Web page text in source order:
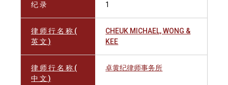
纪 录 1
律 师 行 名 称 (
英 文 )
CHEUK MICHAEL, WONG &
KEE
律 师 行 名 称 (
中 文 )
卓黄纪律师事务所